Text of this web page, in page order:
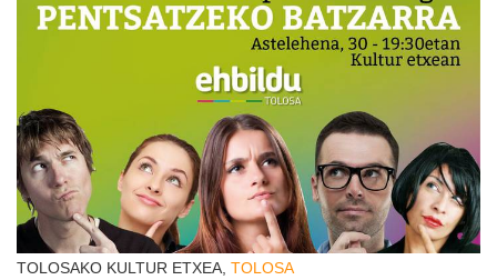
TOLOSAKO KULTUR ETXEA, TOLOSA